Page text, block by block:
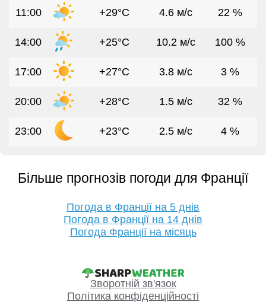
11:00 +29°C 4.6 м/с 22 %
14:00 +25°C 10.2 м/с 100 %
17:00 +27°C 3.8 м/с 3 %
20:00 +28°C 1.5 м/с 32 %
23:00 +23°C 2.5 м/с 4 %
Більше прогнозів погоди для Франції
Погода в Франції на 5 днів
Погода в Франції на 14 днів
Погода Франції на місяць
Зворотній зв'язок
Політика конфіденційності